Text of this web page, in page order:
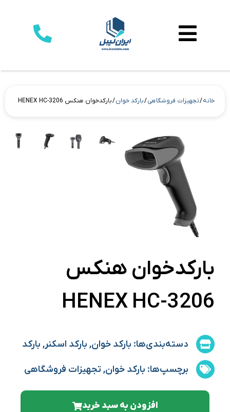
خانه/تجهیزات فروشگاهی/بارکد خوان/ بارکدخوان هنکس HENEX HC-3206
بارکدخوان هنکس
HENEX HC-3206
دسته‌بندی‌ها: بارکد خوان, بارکد اسکنر, بارکد
برچسپ‌ها: بارکد خوان, تجهیزات فروشگاهی
افزودن به سبد خرید